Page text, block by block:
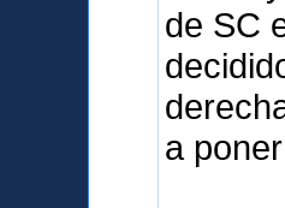
de SC
a